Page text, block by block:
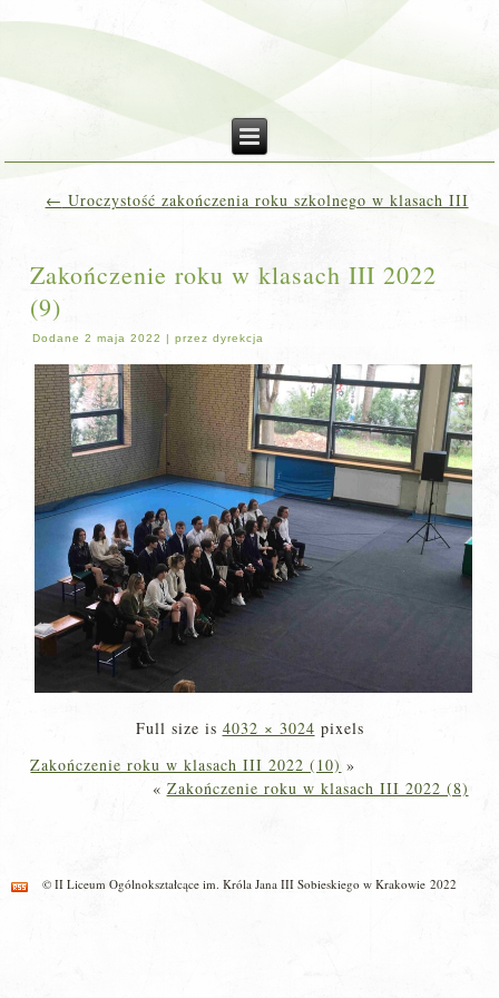
← Uroczystość zakończenia roku szkolnego w klasach III
Zakończenie roku w klasach III 2022
(9)
Dodane 2 maja 2022 |przez dyrekcja
Full size is 4032 × 3024 pixels
Zakończenie roku w klasach III 2022 (10) »
« Zakończenie roku w klasach III 2022 (8)
© II Liceum Ogólnokształcące im. Króla Jana III Sobieskiego w Krakowie 2022